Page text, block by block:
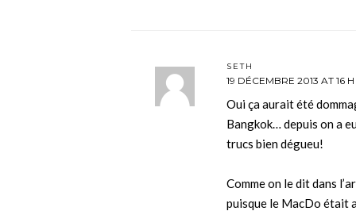
SETH
19 DÉCEMBRE 2013 AT 16
Oui ça aurait été
Bangkok… depuis on a
trucs bien dégueu!
Comme on le dit dans
puisque le MacDo était